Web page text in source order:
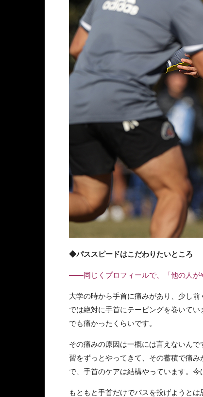
◆パススピードはこだわりたいところ
――同じくプロフィールで、「他の人が
大学の時から手首に痛みがあり、少し
では絶対に手首にテーピングを巻いて
でも痛かったくらいです。
その痛みの原因は一概には言えないん
習をずっとやってきて、その蓄積で痛
で、手首のケアは結構やっています。
もともと手首だけでパスを投げようと